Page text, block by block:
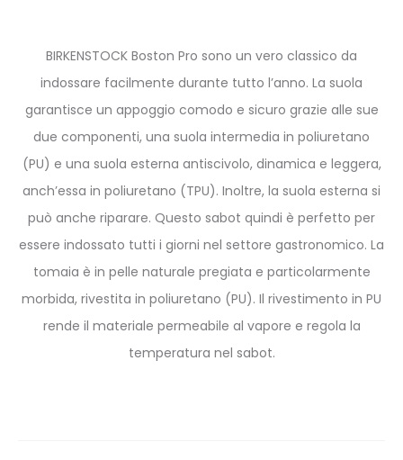
BIRKENSTOCK Boston Pro sono un vero classico da
indossare facilmente durante tutto l’anno. La suola
garantisce un appoggio comodo e sicuro grazie alle sue
due componenti, una suola intermedia in poliuretano
(PU) e una suola esterna antiscivolo, dinamica e leggera,
anch’essa in poliuretano (TPU). Inoltre, la suola esterna si
può anche riparare. Questo sabot quindi è perfetto per
essere indossato tutti i giorni nel settore gastronomico. La
tomaia è in pelle naturale pregiata e particolarmente
morbida, rivestita in poliuretano (PU). Il rivestimento in PU
rende il materiale permeabile al vapore e regola la
temperatura nel sabot.